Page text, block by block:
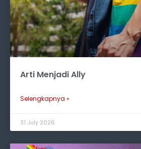
Arti Menjadi Ally
Selengkapnya »
31 July 2026